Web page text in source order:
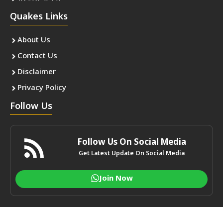
Quakes Links
About Us
Contact Us
Disclaimer
Privacy Policy
Follow Us
Follow Us On Social Media
Get Latest Update On Social Media
Join Now